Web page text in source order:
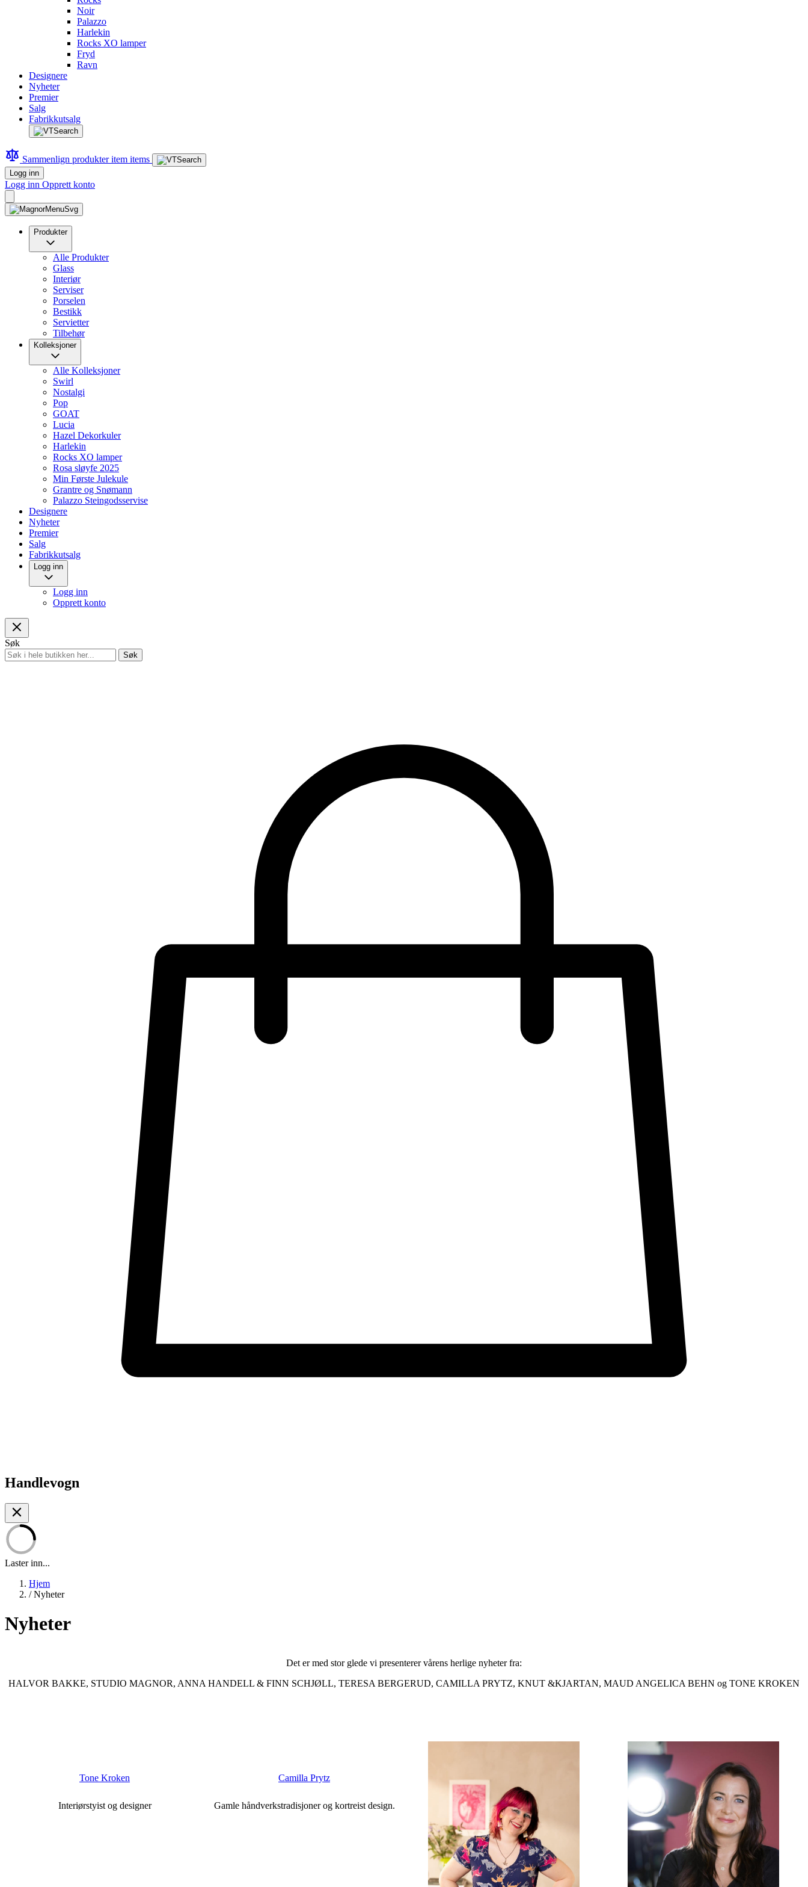
Noir
Palazzo
Harlekin
Rocks XO lamper
Fryd
Ravn
Designere
Nyheter
Premier
Salg
Fabrikkutsalg
Sammenlign produkteritem items
Logg inn
Logg inn Opprett konto
Produkter
Alle Produkter
Glass
Interiør
Serviser
Porselen
Bestikk
Servietter
Tilbehør
Kolleksjoner
Alle Kolleksjoner
Swirl
Nostalgi
Pop
GOAT
Lucia
Hazel Dekorkuler
Harlekin
Rocks XO lamper
Rosa sløyfe 2025
Min Første Julekule
Grantre og Snømann
Palazzo Steingodsservise
Designere
Nyheter
Premier
Salg
Fabrikkutsalg
Logg inn
Logg inn
Opprett konto
Søk
Søk
Handlevogn
Laster inn...
Hjem
/ Nyheter
Nyheter
Det er med stor glede vi presenterer vårens herlige nyheter fra:
HALVOR BAKKE, STUDIO MAGNOR, ANNA HANDELL & FINN SCHJØLL, TERESA BERGERUD, CAMILLA PRYTZ, KNUT &KJARTAN, MAUD ANGELICA BEHN og TONE KROKEN
Tone Kroken
Interiørstyist og designer
Camilla Prytz
Gamle håndverkstradisjoner og kortreist design.